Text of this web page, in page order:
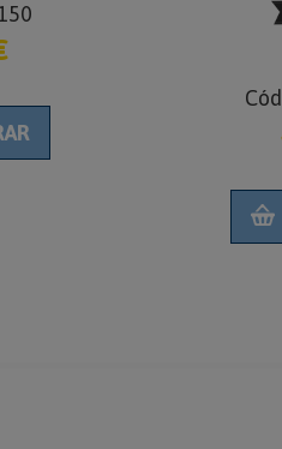
Código COR011
COMPRAR